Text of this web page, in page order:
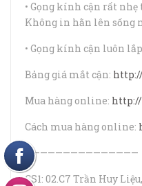
• Gọng kính cận rất
Không in hằn lên sống
• Gọng kính cận luôn
Bảng giá mắt cận:
Mua hàng online:
Cách mua hàng online:
———————————————
CS1: 02.C7 Trần Huy